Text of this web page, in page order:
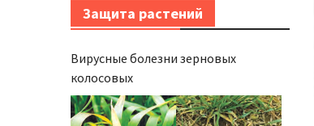
Защита растений
Вирусные болезни зерновых
колосовых